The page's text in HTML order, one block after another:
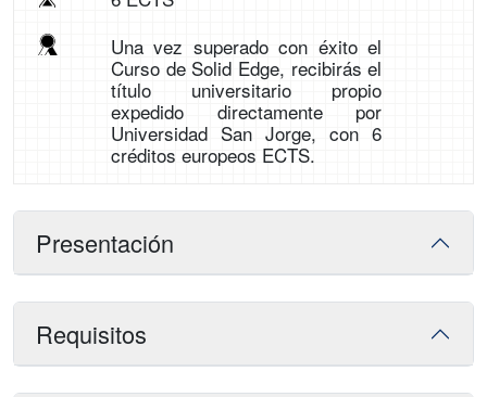
Una vez superado con éxito el
Curso de Solid Edge, recibirás el
título universitario propio
expedido directamente por
Universidad San Jorge, con 6
créditos europeos ECTS.
Presentación
Requisitos